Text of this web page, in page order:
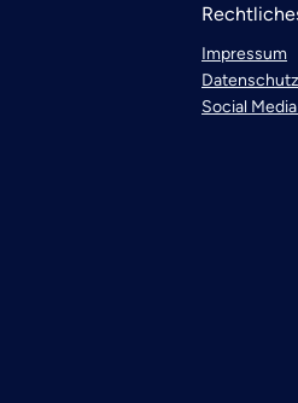
Impressum
Datenschutz
Social